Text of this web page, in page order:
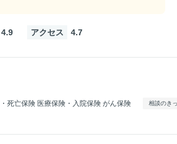
4.9 アクセス 4.7
死亡保険 医療保険・入院保険 がん保険 相談のき